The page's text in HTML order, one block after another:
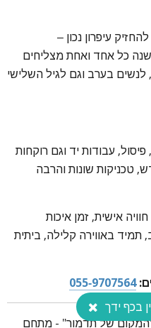
עיפרון נכון –
כל אחד ואחת מצליחים
לנשים בערב וגם לגיל השלישי
פיסול, עבודות יד וגם רוקחות
טכניקות שונות והרבה
אישית, זמן איכות
באווירה קלילה, ביתית
055-9707564
של תדמור" - מתחם
בכף ידך